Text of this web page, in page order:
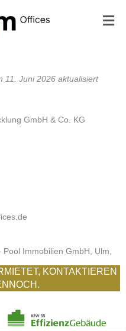
11. Juni 2026 aktualisiert
GmbH & Co. KG
Pool Immobilien GmbH, Ulm,
KONTAKTIEREN